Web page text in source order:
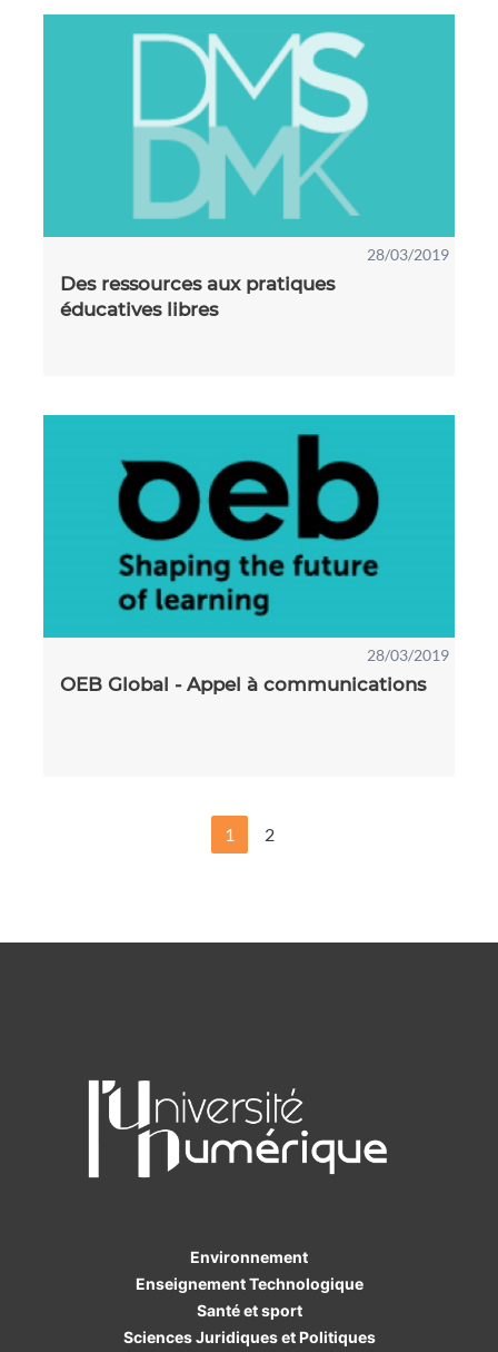
28/03/2019
Des ressources aux pratiques
éducatives libres
28/03/2019
OEB Global - Appel à communications
1 2
Environnement
Enseignement Technologique
Santé et sport
Sciences Juridiques et Politiques